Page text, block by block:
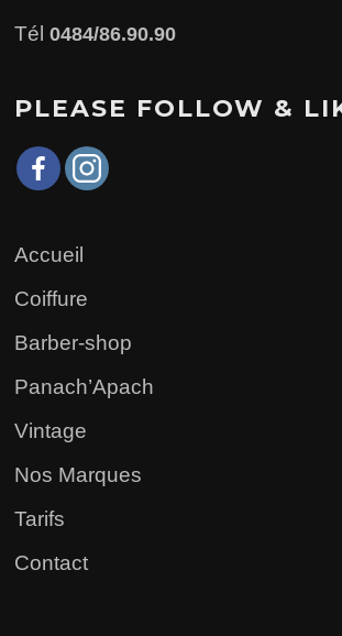
Tél0484/86.90.90
PLEASE FOLLOW &
Accueil
Coiffure
Barber-shop
Panach’Apach
Vintage
Nos Marques
Tarifs
Contact